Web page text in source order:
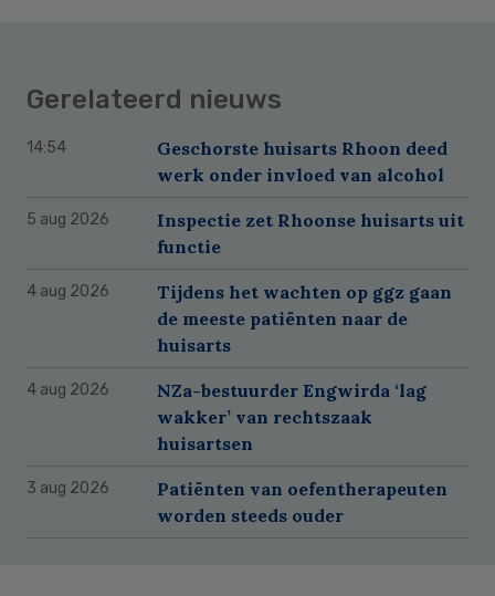
Gerelateerd nieuws
14:54
Geschorste huisarts Rhoon deed
werk onder invloed van alcohol
5 aug 2026
Inspectie zet Rhoonse huisarts uit
functie
4 aug 2026
Tijdens het wachten op ggz gaan
de meeste patiënten naar de
huisarts
4 aug 2026
NZa-bestuurder Engwirda ‘lag
wakker’ van rechtszaak
huisartsen
3 aug 2026
Patiënten van oefentherapeuten
worden steeds ouder